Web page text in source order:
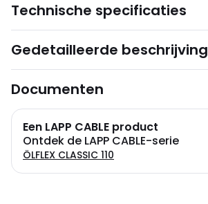
Technische specificaties
Gedetailleerde beschrijving
Documenten
Een LAPP CABLE product
Ontdek de LAPP CABLE-serie
ÖLFLEX CLASSIC 110